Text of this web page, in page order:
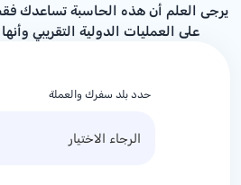
يرجى العلم أن هذه الحاسبة تساعدك
على العمليات الدولية التقريبي
حدد بلد سفرك والعملة